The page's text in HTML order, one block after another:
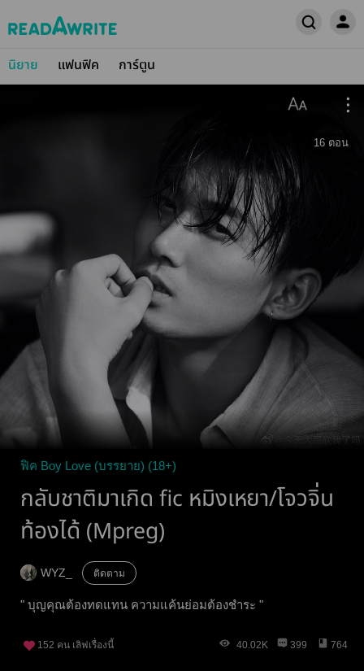
นิยาย แฟนฟิค การ์ตูน
16 ตอน
ฟิค Boy Love (บรรยาย) (18+)
กลับชาติมาเกิด fic หมิงเหยา/โจวจิ่น
ท้องได้ (Mpreg)
WYZ_ ติดตาม
" บุญคุณต้องทดแทน ความแค้นย่อมต้องชำระ "
152 คน เลิฟเรื่องนี้ 40.02K 399 764